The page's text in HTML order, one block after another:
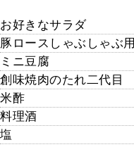
お好きなサラダ
豚ロースしゃぶしゃぶ用
ミニ豆腐
創味焼肉のたれ二代目
米酢
料理酒
塩